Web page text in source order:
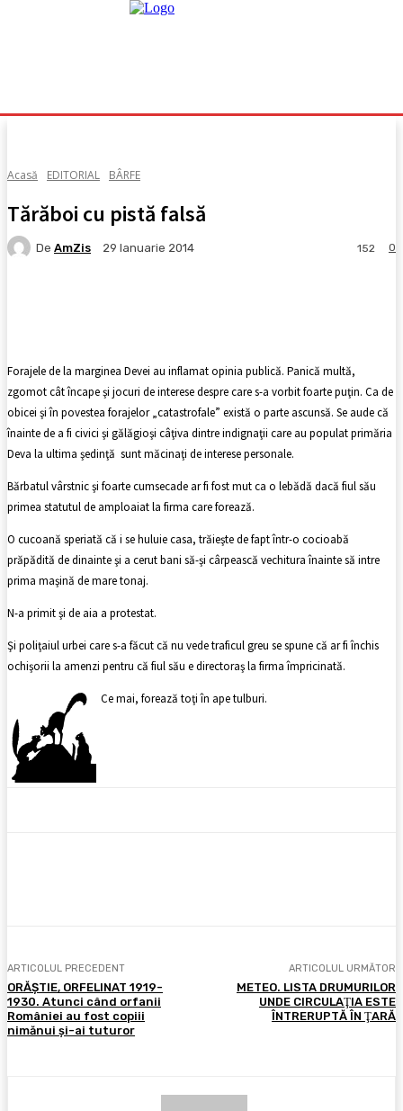
Acasă EDITORIAL BÂRFE
Tărăboi cu pistă falsă
De AmZis 29 Ianuarie 2014 0
152
Forajele de la marginea Devei au inflamat opinia publică. Panică multă,
zgomot cât încape şi jocuri de interese despre care s-a vorbit foarte puţin. Ca de
obicei şi în povestea forajelor „catastrofale” există o parte ascunsă. Se aude că
înainte de a fi civici şi gălăgioşi câţiva dintre indignaţii care au populat primăria
Deva la ultima şedinţă sunt măcinaţi de interese personale.
Bărbatul vârstnic şi foarte cumsecade ar fi fost mut ca o lebădă dacă fiul său
primea statutul de amploaiat la firma care forează.
O cucoană speriată că i se huluie casa, trăieşte de fapt într-o cocioabă
prăpădită de dinainte şi a cerut bani să-şi cârpească vechitura înainte să intre
prima maşină de mare tonaj.
N-a primit şi de aia a protestat.
Şi poliţaiul urbei care s-a făcut că nu vede traficul greu se spune că ar fi închis
ochişorii la amenzi pentru că fiul său e directoraş la firma împricinată.
Ce mai, forează toţi în ape tulburi.
ARTICOLUL PRECEDENT
ORĂŞTIE, ORFELINAT 1919-
1930. Atunci când orfanii
României au fost copiii
nimănui şi-ai tuturor
ARTICOLUL URMĂTOR
METEO. LISTA DRUMURILOR
UNDE CIRCULAŢIA ESTE
ÎNTRERUPTĂ ÎN ŢARĂ